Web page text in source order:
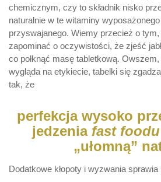
chemicznym, czy to składnik nisko
naturalnie w te witaminy
przyswajanego. Wiemy przecież o
zapominać o oczywistości, że zjeść
co połknąć masę tabletkową.
wygląda na etykiecie, tabelki się
tak, że
perfekcja wysoko
jedzenia fast foodu
„ułomną”
Dodatkowe kłopoty i wyzwania sprawia